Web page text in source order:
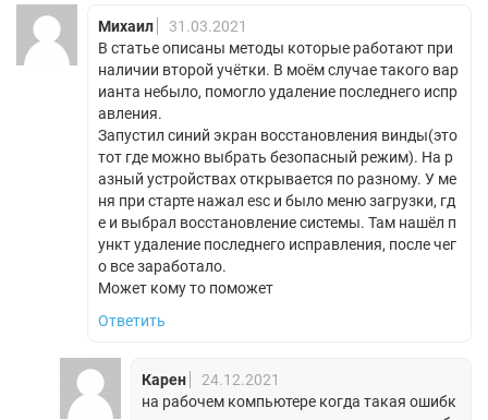
Михаил
31.03.2021
В статье описаны методы которые работают при
наличии второй учётки. В моём случае такого вар
ианта небыло, помогло удаление последнего испр
авления.
Запустил синий экран восстановления винды(это
тот где можно выбрать безопасный режим). На р
азный устройствах открывается по разному. У ме
ня при старте нажал esc и было меню загрузки, гд
е и выбрал восстановление системы. Там нашёл п
ункт удаление последнего исправления, после чег
о все заработало.
Может кому то поможет
Ответить
Карен
24.12.2021
на рабочем компьютере когда такая ошибк